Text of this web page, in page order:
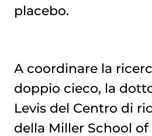
placebo.
A coordinare la
doppio cieco, la
Levis del Centro di
della Miller School